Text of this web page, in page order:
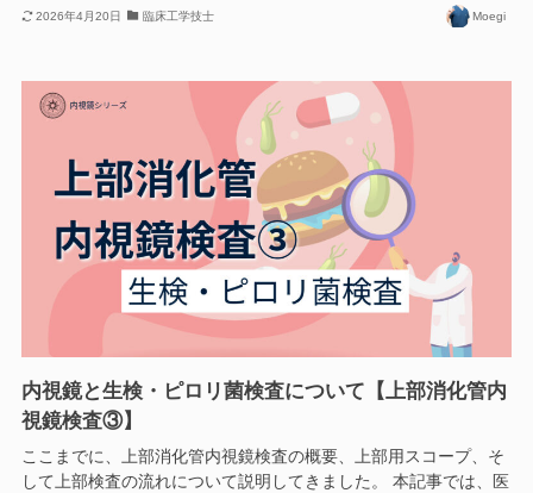
2026年4月20日 臨床工学技士 Moegi
内視鏡と生検・ピロリ菌検査について【上部消化管内
視鏡検査③】
ここまでに、上部消化管内視鏡検査の概要、上部用スコープ、そ
して上部検査の流れについて説明してきました。 本記事では、医